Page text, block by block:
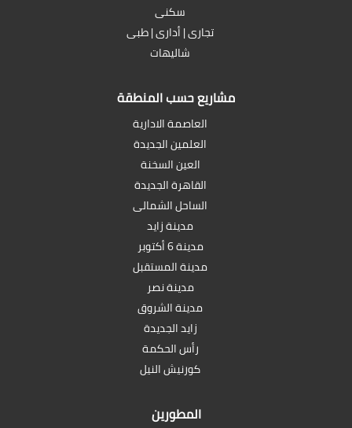
سكنى
تجارى | أدارى | طبى
شاليهات
مشاريع حسب المنطقة
العاصمة الادارية
العلمين الجديدة
العين السخنة
القاهرة الجديدة
الساحل الشمالى
مدينة زايد
مدينة 6 أكتوبر
مدينة المستقبل
مدينة نصر
مدينة الشروق
زايد الجديدة
رأس الحكمة
كورنيش النيل
المطورين